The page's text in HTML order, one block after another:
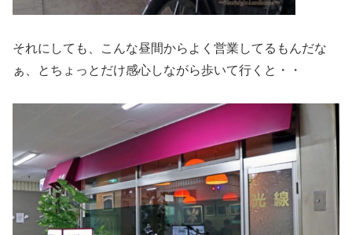
それにしても、こんな昼間からよく営業してるもんだな
ぁ、とちょっとだけ感心しながら歩いて行くと・・